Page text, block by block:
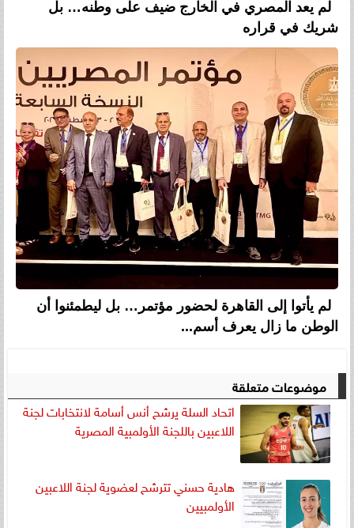
لم يعد المصري في الخارج ضيف على وطنه… بل
شريك في قراره
لم يأتوا إلى القاهرة لحضور مؤتمر… بل ليطمئنوا أن
الوطن ما زال يعرف أسم...
موضوعات متعلقة
اتحاد السلة يرشح أنس أسامة لانتخابات لجنة
اللاعبين باللجنة الأولمبية المصرية
هادية حسني تترشح لعضوية لجنة اللاعبين
الأولمبيين